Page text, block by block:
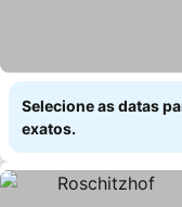
Selecione as datas
exatos.